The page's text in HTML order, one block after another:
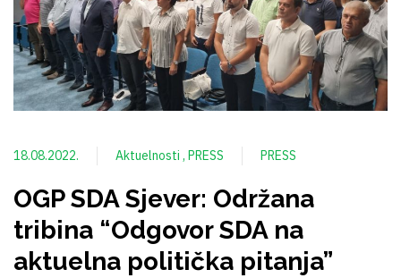
18.08.2022. Aktuelnosti PRESS PRESS
OGP SDA Sjever: Održana
tribina “Odgovor SDA na
aktuelna politička pitanja”